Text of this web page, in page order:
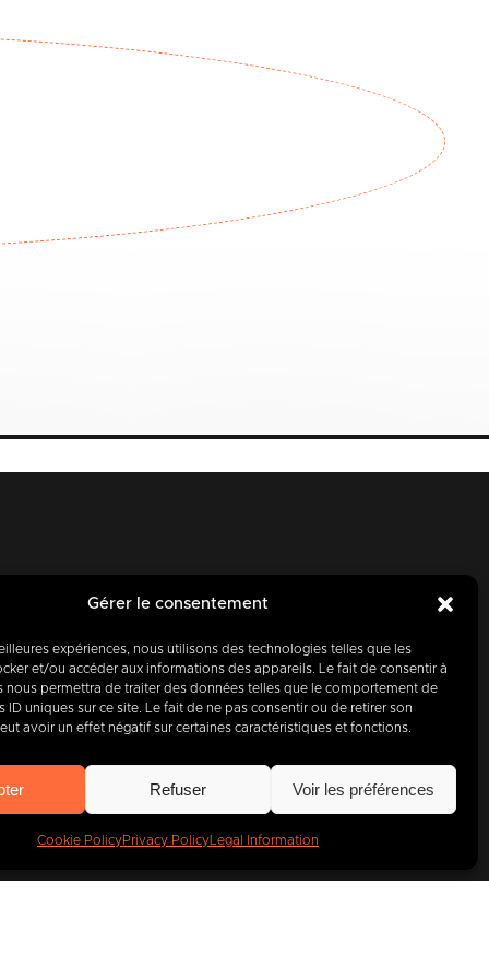
Gérer le consentement
expériences, nous utilisons des technologies telles que les
et/ou accéder aux informations des appareils. Le fait de consentir à
nous permettra de traiter des données telles que le comportement de
ID uniques sur ce site. Le fait de ne pas consentir ou de retirer son
avoir un effet négatif sur certaines caractéristiques et fonctions.
Refuser Voir les préférences
Cookie PolicyPrivacy PolicyLegal Information
partner
companies.